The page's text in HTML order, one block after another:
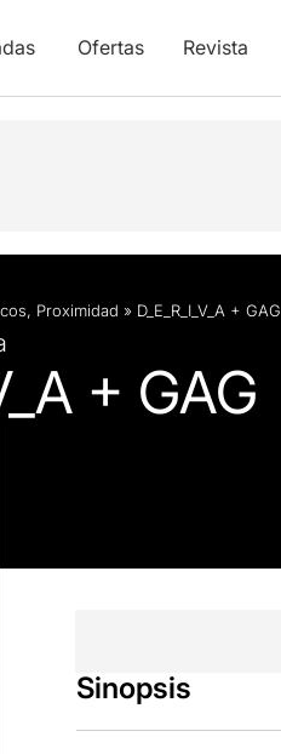
Ofertas Revista
, Proximidad » D_E_R_I_V_A + GAG
+ GAG
Sinopsis